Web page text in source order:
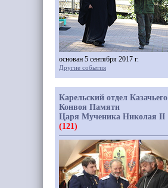
основан 5 сентября 2017 г.
Другие события
Карельский отдел Казачьего
Конвоя Памяти
Царя Мученика Николая II
(121)